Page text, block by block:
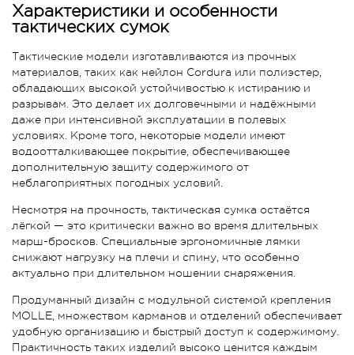
Характеристики и особенности
тактических сумок
Тактические модели изготавливаются из прочных
материалов, таких как нейлон Cordura или полиэстер,
обладающих высокой устойчивостью к истиранию и
разрывам. Это делает их долговечными и надёжными
даже при интенсивной эксплуатации в полевых
условиях. Кроме того, некоторые модели имеют
водоотталкивающее покрытие, обеспечивающее
дополнительную защиту содержимого от
неблагоприятных погодных условий.
Несмотря на прочность, тактическая сумка остаётся
лёгкой — это критически важно во время длительных
марш-бросков. Специальные эргономичные лямки
снижают нагрузку на плечи и спину, что особенно
актуально при длительном ношении снаряжения.
Продуманный дизайн с модульной системой крепления
MOLLE, множеством карманов и отделений обеспечивает
удобную организацию и быстрый доступ к содержимому.
Практичность таких изделий высоко ценится каждым